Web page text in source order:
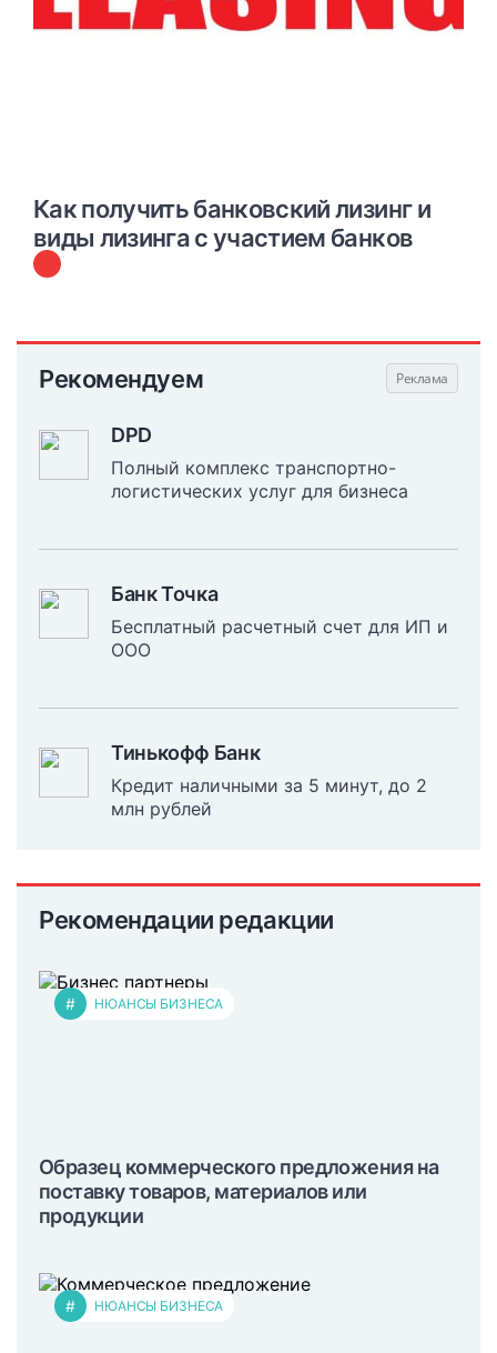
Как получить банковский лизинг и
виды лизинга с участием банков
Рекомендуем
DPD
Полный комплекс транспортно-
логистических услуг для бизнеса
Банк Точка
Бесплатный расчетный счет для ИП и
ООО
Тинькофф Банк
Кредит наличными за 5 минут, до 2
млн рублей
Рекомендации редакции
# НЮАНСЫ БИЗНЕСА
Образец коммерческого предложения на
поставку товаров, материалов или
продукции
# НЮАНСЫ БИЗНЕСА